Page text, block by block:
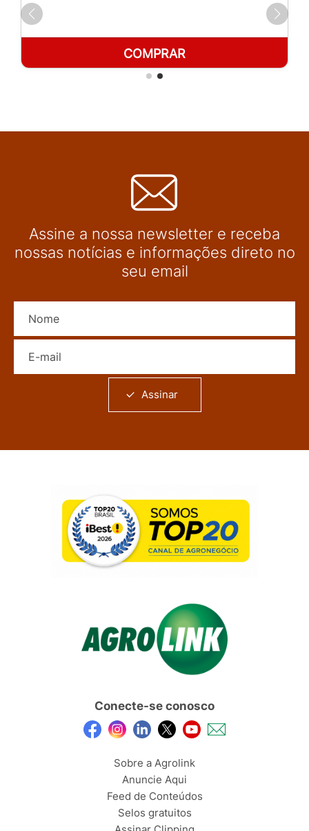
COMPRAR
Assine a nossa newsletter e receba
nossas notícias e informações direto no
seu email
Assinar
Conecte-se conosco
Sobre a Agrolink
Anuncie Aqui
Feed de Conteúdos
Selos gratuitos